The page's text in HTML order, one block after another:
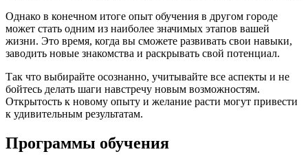
Однако в конечном итоге опыт обучения в другом городе
может стать одним из наиболее значимых этапов вашей
жизни. Это время, когда вы сможете развивать свои навыки,
заводить новые знакомства и раскрывать свой потенциал.
Так что выбирайте осознанно, учитывайте все аспекты и не
бойтесь делать шаги навстречу новым возможностям.
Открытость к новому опыту и желание расти могут привести
к удивительным результатам.
Программы обучения